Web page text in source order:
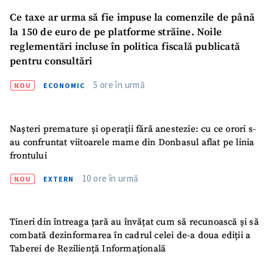
Ce taxe ar urma să fie impuse la comenzile de până
la 150 de euro de pe platforme străine. Noile
reglementări incluse în politica fiscală publicată
pentru consultări
NOU ECONOMIC 5 ore în urmă
Nașteri premature și operații fără anestezie: cu ce orori s-
au confruntat viitoarele mame din Donbasul aflat pe linia
frontului
NOU EXTERN 10 ore în urmă
Tineri din întreaga țară au învățat cum să recunoască și să
combată dezinformarea în cadrul celei de-a doua ediții a
Taberei de Reziliență Informațională